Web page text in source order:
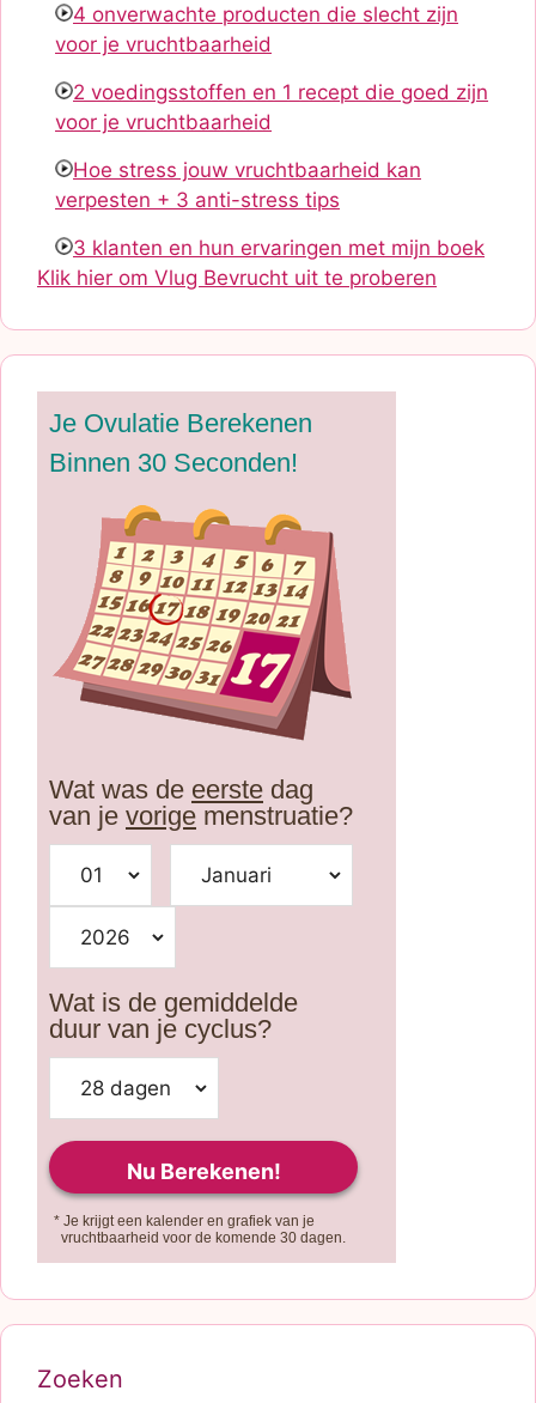
4 onverwachte producten die slecht zijn
voor je vruchtbaarheid
2 voedingsstoffen en 1 recept die goed zijn
voor je vruchtbaarheid
Hoe stress jouw vruchtbaarheid kan
verpesten + 3 anti-stress tips
3 klanten en hun ervaringen met mijn boek
Klik hier om Vlug Bevrucht uit te proberen
Je Ovulatie Berekenen
Binnen 30 Seconden!
Wat was de eerste dag
van je vorige menstruatie?
Wat is de gemiddelde
duur van je cyclus?
* Je krijgt een kalender en grafiek van je
vruchtbaarheid voor de komende 30 dagen.
Zoeken